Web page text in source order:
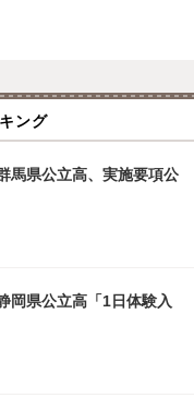
ング
馬県公立高、実施要項公
岡県公立高「1日体験入